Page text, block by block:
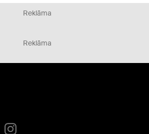
Reklāma
Reklāma